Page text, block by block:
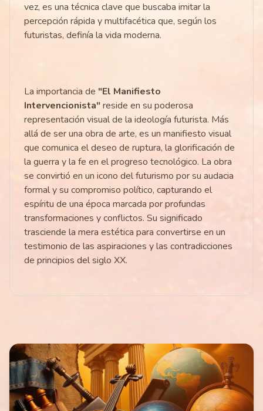
vez, es una técnica clave que buscaba imitar la
percepción rápida y multifacética que, según los
futuristas, definía la vida moderna.
La importancia de "El Manifiesto
Intervencionista"reside en su poderosa
representación visual de la ideología futurista. Más
allá de ser una obra de arte, es un manifiesto visual
que comunica el deseo de ruptura, la glorificación de
la guerra y la fe en el progreso tecnológico. La obra
se convirtió en un icono del futurismo por su audacia
formal y su compromiso político, capturando el
espíritu de una época marcada por profundas
transformaciones y conflictos. Su significado
trasciende la mera estética para convertirse en un
testimonio de las aspiraciones y las contradicciones
de principios del siglo XX.